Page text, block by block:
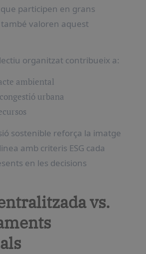
participen en grans
valoren aquest
organitzat contribueix a:
ambiental
urbana
sostenible reforça la imatge
amb criteris ESG cada
en les decisions
vs.